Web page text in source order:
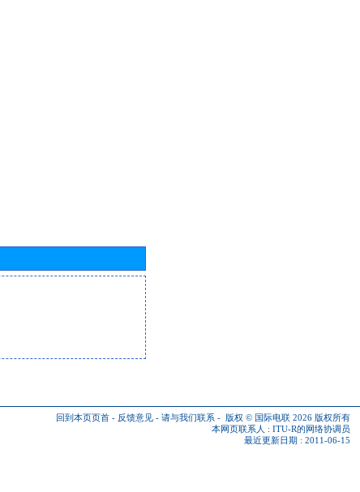
回到本页页首 - 反馈意见 - 请与我们联系 - 版权 © 国际电联 2026 版权所有
本网页联系人 : ITU-R的网络协调员
最近更新日期 : 2011-06-15